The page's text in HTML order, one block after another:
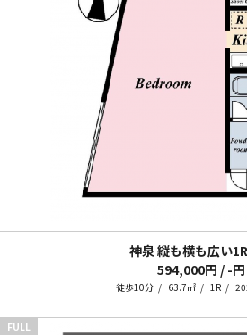
神泉 縦も横も広い1R
594,000円 / -円
徒歩10分 63.7㎡ 1R
FULL